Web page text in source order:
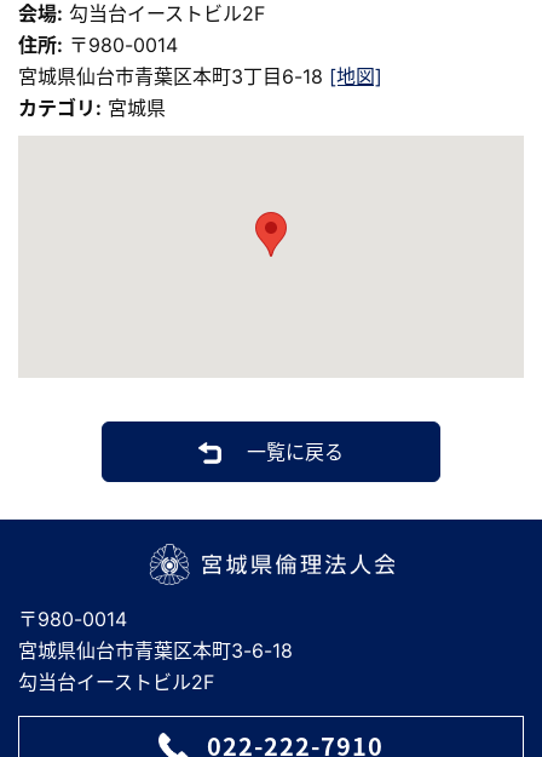
会場: 勾当台イーストビル2F
住所: 〒980-0014
宮城県仙台市青葉区本町3丁目6-18 [地図]
カテゴリ: 宮城県
一覧に戻る
〒980-0014
宮城県仙台市青葉区本町3-6-18
勾当台イーストビル2F
022-222-7910